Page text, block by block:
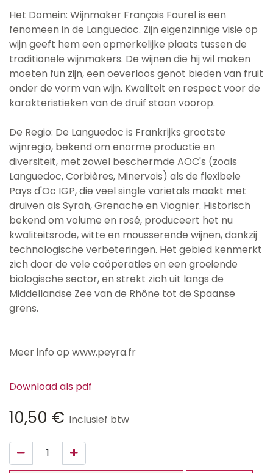
Het Domein: Wijnmaker François Fourel is een
fenomeen in de Languedoc. Zijn eigenzinnige visie op
wijn geeft hem een opmerkelijke plaats tussen de
traditionele wijnmakers. De wijnen die hij wil maken
moeten fun zijn, een oeverloos genot bieden van fruit
onder de vorm van wijn. Kwaliteit en respect voor de
karakteristieken van de druif staan voorop.
De Regio: De Languedoc is Frankrijks grootste
wijnregio, bekend om enorme productie en
diversiteit, met zowel beschermde AOC's (zoals
Languedoc, Corbières, Minervois) als de flexibele
Pays d'Oc IGP, die veel single varietals maakt met
druiven als Syrah, Grenache en Viognier. Historisch
bekend om volume en rosé, produceert het nu
kwaliteitsrode, witte en mousserende wijnen, dankzij
technologische verbeteringen. Het gebied kenmerkt
zich door de vele coöperaties en een groeiende
biologische sector, en strekt zich uit langs de
Middellandse Zee van de Rhône tot de Spaanse
grens.
Meer info op www.peyra.fr
Download als pdf
10,50 € Inclusief btw